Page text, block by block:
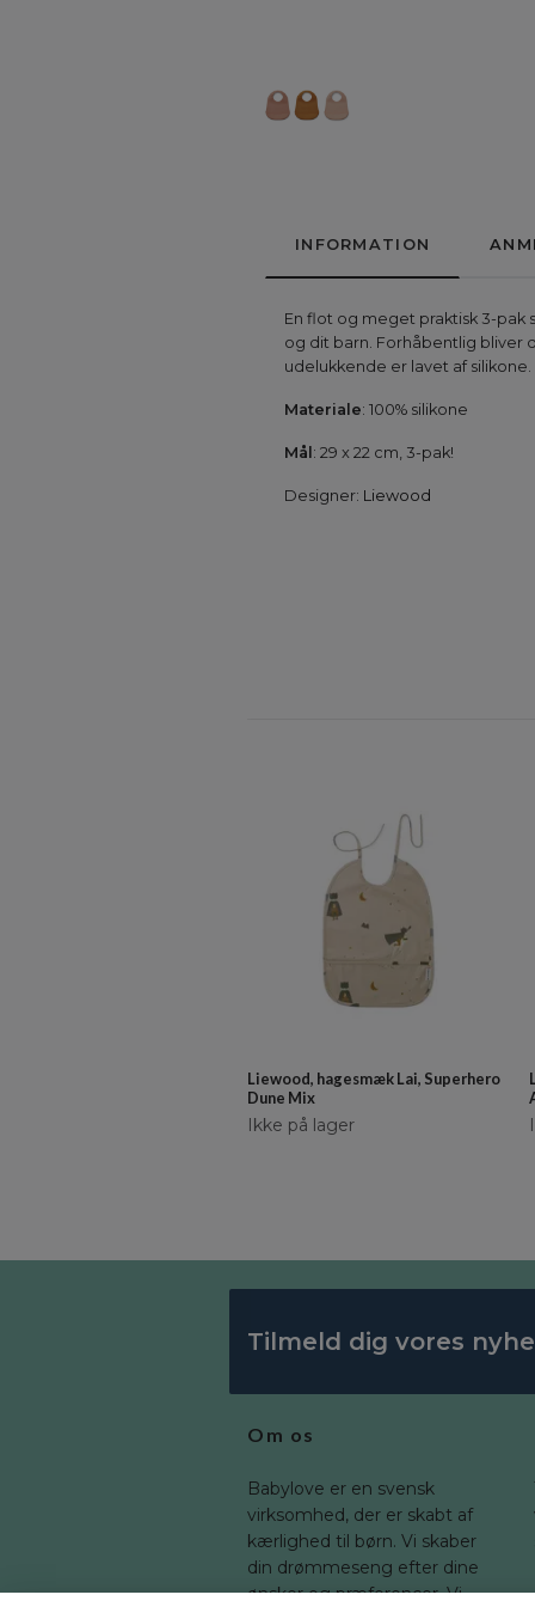
INFORMATION
En flot og meget praktisk 3-
og dit barn. Forhåbentlig bliver
udelukkende er lavet af silikone.
Materiale: 100% silikone
Mål : 29 x 22 cm, 3-pak!
Designer: Liewood
Liewood, hagesmæk Lai, Superhero
Dune Mix
Ikke på lager
Tilmeld dig vores
Om os
Babylove er en svensk
virksomhed, der er skabt af
kærlighed til børn. Vi skaber
din drømmeseng efter dine
ønsker og præferencer. Vi